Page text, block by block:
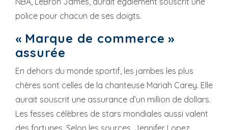
police pour chacun de ses doigts.
« Marque de commerce »
assurée
En dehors du monde sportif, les jambes les plus
chères sont celles de la chanteuse Mariah Carey. Elle
aurait souscrit une assurance d’un million de dollars.
Les fesses célèbres de stars mondiales aussi valent